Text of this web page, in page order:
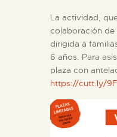
EL MUSEO
DIDÁCTICA
La actividad,
colaboración de
dirigida a
6 años. Para
plaza con
https://cutt.ly/